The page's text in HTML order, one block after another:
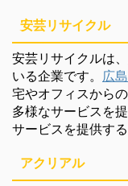
安芸リサイクル
安芸リサイクルは、
いる企業です。 広
宅やオフィスから
多様なサービスを
サービスを提供す
アクリアル